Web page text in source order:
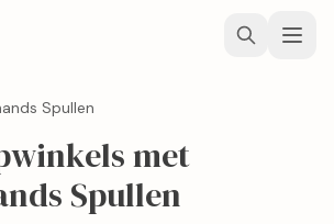
Spullen
met
Spullen